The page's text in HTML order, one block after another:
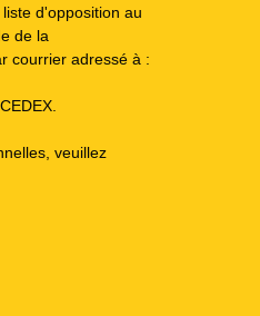
d'opposition au
de la
courrier adressé à :
veuillez